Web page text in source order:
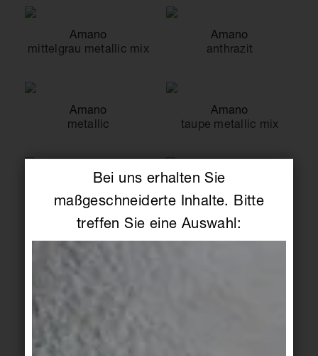
Bei uns erhalten Sie
maßgeschneiderte Inhalte. Bitte
treffen Sie eine Auswahl:
Amano
mittelgrau metallic mix
Amano
anthrazit
Amano
metallic
Amano
taupe metallic mix
Amano
taupe
Amano
eisblau
Amano
seidenblau
Area Pro/